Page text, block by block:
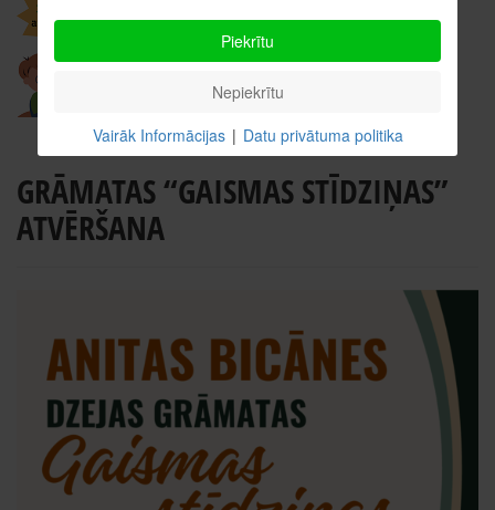
GRĀMATAS “GAISMAS STĪDZIŅAS”
ATVĒRŠANA
Piekrītu
Nepiekrītu
Vairāk Informācijas | Datu privātuma politika